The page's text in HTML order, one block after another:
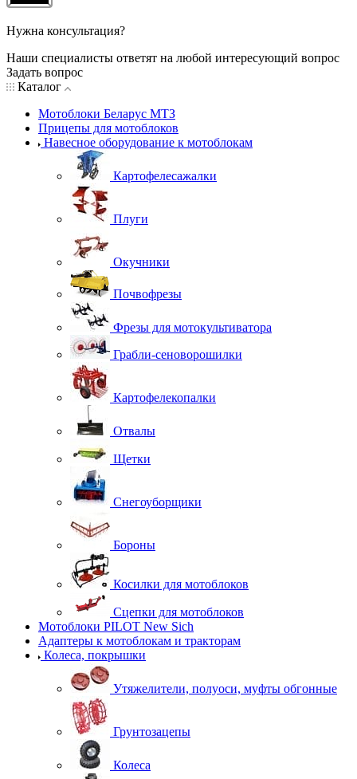
Нужна консультация?
Наши специалисты ответят на любой интересующий вопрос
Задать вопрос
Каталог
Мотоблоки Беларус МТЗ
Прицепы для мотоблоков
Навесное оборудование к мотоблокам
Картофелесажалки
Плуги
Окучники
Почвофрезы
Фрезы для мотокультиватора
Грабли-сеноворошилки
Картофелекопалки
Отвалы
Щетки
Снегоуборщики
Бороны
Косилки для мотоблоков
Сцепки для мотоблоков
Мотоблоки PILOT New Sich
Адаптеры к мотоблокам и тракторам
Колеса, покрышки
Утяжелители, полуоси, муфты обгонные
Грунтозацепы
Колеса